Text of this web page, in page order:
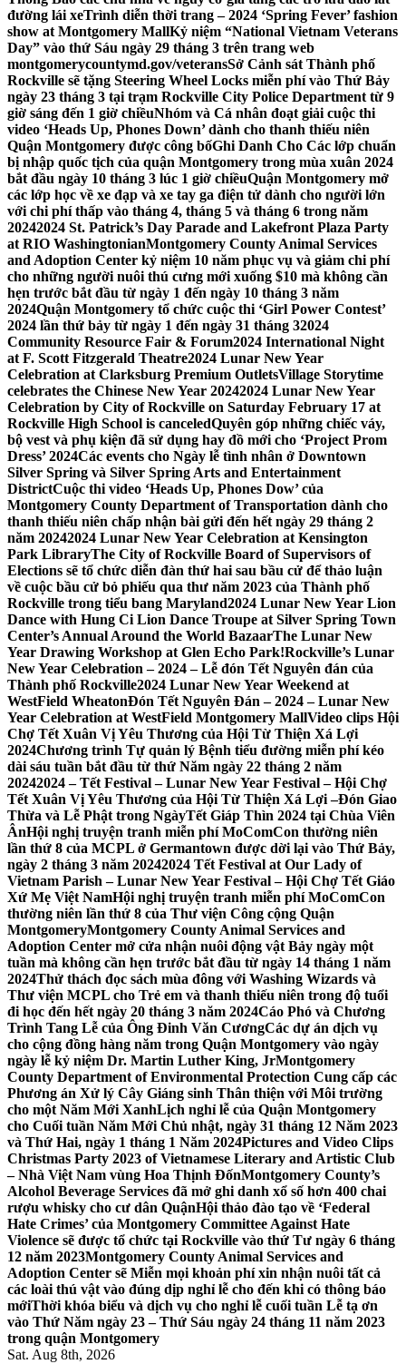
đường lái xeTrình diễn thời trang – 2024 ‘Spring Fever’ fashion
show at Montgomery MallKỷ niệm “National Vietnam Veterans
Day” vào thứ Sáu ngày 29 tháng 3 trên trang web
montgomerycountymd.gov/veteransSở Cảnh sát Thành phố
Rockville sẽ tặng Steering Wheel Locks miễn phí vào Thứ Bảy
ngày 23 tháng 3 tại trạm Rockville City Police Department từ 9
giờ sáng đến 1 giờ chiềuNhóm và Cá nhân đoạt giải cuộc thi
video ‘Heads Up, Phones Down’ dành cho thanh thiếu niên
Quận Montgomery được công bốGhi Danh Cho Các lớp chuẩn
bị nhập quốc tịch của quận Montgomery trong mùa xuân 2024
bắt đầu ngày 10 tháng 3 lúc 1 giờ chiềuQuận Montgomery mở
các lớp học về xe đạp và xe tay ga điện tử dành cho người lớn
với chi phí thấp vào tháng 4, tháng 5 và tháng 6 trong năm
20242024 St. Patrick’s Day Parade and Lakefront Plaza Party
at RIO WashingtonianMontgomery County Animal Services
and Adoption Center kỷ niệm 10 năm phục vụ và giảm chi phí
cho những người nuôi thú cưng mới xuống $10 mà không cần
hẹn trước bắt đầu từ ngày 1 đến ngày 10 tháng 3 năm
2024Quận Montgomery tổ chức cuộc thi ‘Girl Power Contest’
2024 lần thứ bảy từ ngày 1 đến ngày 31 tháng 32024
Community Resource Fair & Forum2024 International Night
at F. Scott Fitzgerald Theatre2024 Lunar New Year
Celebration at Clarksburg Premium OutletsVillage Storytime
celebrates the Chinese New Year 20242024 Lunar New Year
Celebration by City of Rockville on Saturday February 17 at
Rockville High School is canceledQuyên góp những chiếc váy,
bộ vest và phụ kiện đã sử dụng hay đồ mới cho ‘Project Prom
Dress’ 2024Các events cho Ngày lễ tình nhân ở Downtown
Silver Spring và Silver Spring Arts and Entertainment
DistrictCuộc thi video ‘Heads Up, Phones Dow’ của
Montgomery County Department of Transportation dành cho
thanh thiếu niên chấp nhận bài gửi đến hết ngày 29 tháng 2
năm 20242024 Lunar New Year Celebration at Kensington
Park LibraryThe City of Rockville Board of Supervisors of
Elections sẽ tổ chức diễn đàn thứ hai sau bầu cử để thảo luận
về cuộc bầu cử bỏ phiếu qua thư năm 2023 của Thành phố
Rockville trong tiểu bang Maryland2024 Lunar New Year Lion
Dance with Hung Ci Lion Dance Troupe at Silver Spring Town
Center’s Annual Around the World BazaarThe Lunar New
Year Drawing Workshop at Glen Echo Park!Rockville’s Lunar
New Year Celebration – 2024 – Lễ đón Tết Nguyên đán của
Thành phố Rockville2024 Lunar New Year Weekend at
WestField WheatonĐón Tết Nguyên Đán – 2024 – Lunar New
Year Celebration at WestField Montgomery MallVideo clips Hội
Chợ Tết Xuân Vị Yêu Thương của Hội Từ Thiện Xá Lợi
2024Chương trình Tự quản lý Bệnh tiểu đường miễn phí kéo
dài sáu tuần bắt đầu từ thứ Năm ngày 22 tháng 2 năm
20242024 – Tết Festival – Lunar New Year Festival – Hội Chợ
Tết Xuân Vị Yêu Thương của Hội Từ Thiện Xá Lợi –Đón Giao
Thừa và Lễ Phật trong NgàyTết Giáp Thìn 2024 tại Chùa Viên
ÂnHội nghị truyện tranh miễn phí MoComCon thường niên
lần thứ 8 của MCPL ở Germantown được dời lại vào Thứ Bảy,
ngày 2 tháng 3 năm 20242024 Tết Festival at Our Lady of
Vietnam Parish – Lunar New Year Festival – Hội Chợ Tết Giáo
Xứ Mẹ Việt NamHội nghị truyện tranh miễn phí MoComCon
thường niên lần thứ 8 của Thư viện Công cộng Quận
MontgomeryMontgomery County Animal Services and
Adoption Center mở cửa nhận nuôi động vật Bảy ngày một
tuần mà không cần hẹn trước bắt đầu từ ngày 14 tháng 1 năm
2024Thử thách đọc sách mùa đông với Washing Wizards và
Thư viện MCPL cho Trẻ em và thanh thiếu niên trong độ tuổi
đi học đến hết ngày 20 tháng 3 năm 2024Cáo Phó và Chương
Trình Tang Lễ của Ông Đinh Văn CươngCác dự án dịch vụ
cho cộng đồng hàng năm trong Quận Montgomery vào ngày
ngày lễ kỷ niệm Dr. Martin Luther King, JrMontgomery
County Department of Environmental Protection Cung cấp các
Phương án Xử lý Cây Giáng sinh Thân thiện với Môi trường
cho một Năm Mới XanhLịch nghỉ lễ của Quận Montgomery
cho Cuối tuần Năm Mới Chủ nhật, ngày 31 tháng 12 Năm 2023
và Thứ Hai, ngày 1 tháng 1 Năm 2024Pictures and Video Clips
Christmas Party 2023 of Vietnamese Literary and Artistic Club
– Nhà Việt Nam vùng Hoa Thịnh ĐốnMontgomery County’s
Alcohol Beverage Services đã mở ghi danh xổ số hơn 400 chai
rượu whisky cho cư dân QuậnHội thảo đào tạo về ‘Federal
Hate Crimes’ của Montgomery Committee Against Hate
Violence sẽ được tổ chức tại Rockville vào thứ Tư ngày 6 tháng
12 năm 2023Montgomery County Animal Services and
Adoption Center sẽ Miễn mọi khoản phí xin nhận nuôi tất cả
các loài thú vật vào đúng dịp nghỉ lễ cho đến khi có thông báo
mớiThời khóa biểu và dịch vụ cho nghỉ lễ cuối tuần Lễ tạ ơn
vào Thứ Năm ngày 23 – Thứ Sáu ngày 24 tháng 11 năm 2023
trong quận Montgomery
Sat. Aug 8th, 2026